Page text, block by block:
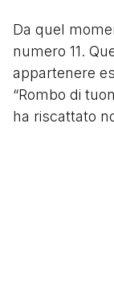
Da quel
numero 11.
appartenere
“Rombo di
ha riscattato